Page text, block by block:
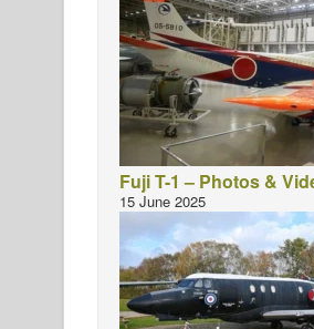
Fuji T-1 – Photos &
15 June 2025